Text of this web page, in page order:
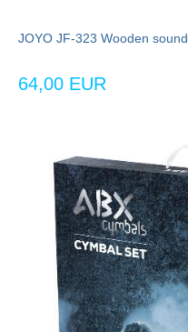
JOYO JF-323 Wooden sound
64,00 EUR